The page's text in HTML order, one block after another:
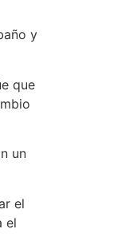
y
que
un
el
el